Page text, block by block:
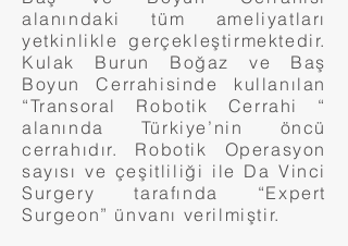
alanındaki tüm ameliyatları
yetkinlikle gerçekleştirmektedir.
Kulak Burun Boğaz ve Baş
Boyun Cerrahisinde kullanılan
“Transoral Robotik Cerrahi “
alanında Türkiye’nin öncü
cerrahıdır. Robotik Operasyon
sayısı ve çeşitliliği ile Da Vinci
Surgery tarafında “Expert
Surgeon” ünvanı verilmiştir.